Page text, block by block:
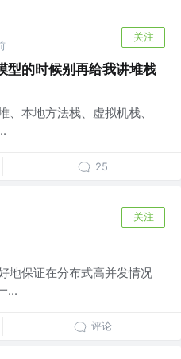
关注
型的时候别再给我讲堆栈
本地方法栈、虚拟机栈、
25
关注
地保证在分布式高并发情况
...
评论